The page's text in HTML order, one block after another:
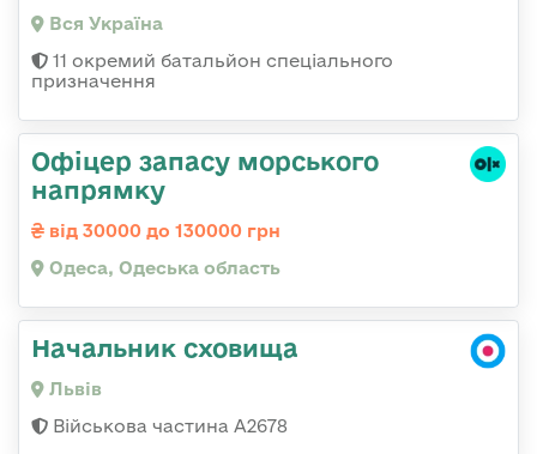
Вся Україна
11 окремий батальйон спеціального
призначення
Офіцер запасу морського
напрямку
від 30000 до 130000 грн
Одеса, Одеська область
Начальник сховища
Львів
Військова частина А2678